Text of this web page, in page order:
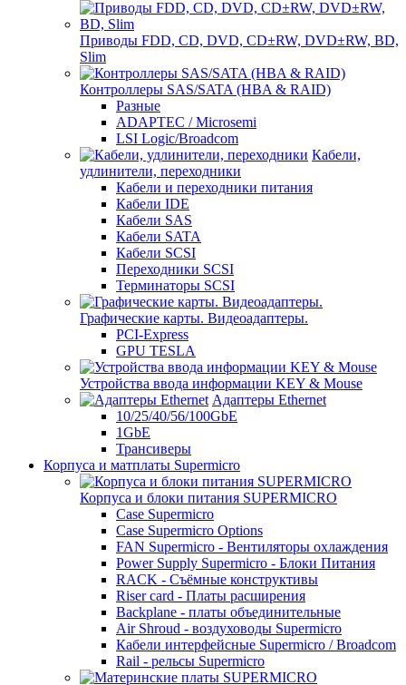
Приводы FDD, CD, DVD, CD±RW, DVD±RW, BD,
Slim
Контроллеры SAS/SATA (HBA & RAID)
Разные
ADAPTEC / Microsemi
LSI Logic/Broadcom
Кабели,
удлинители, переходники
Кабели и переходники питания
Кабели IDE
Кабели SAS
Кабели SATA
Кабели SCSI
Переходники SCSI
Терминаторы SCSI
Графические карты. Видеоадаптеры.
PCI-Express
GPU TESLA
Устройства ввода информации KEY & Mouse
Адаптеры Ethernet
10/25/40/56/100GbE
1GbE
Трансиверы
Корпуса и матплаты Supermicro
Корпуса и блоки питания SUPERMICRO
Case Supermicro
Case Supermicro Options
FAN Supermicro - Вентиляторы охлаждения
Power Supply Supermicro - Блоки Питания
RACK - Съёмные конструктивы
Riser card - Платы расширения
Backplane - платы объединительные
Air Shroud - воздуховоды Supermicro
Кабели интерфейсные Supermicro / Broadcom
Rail - рельсы Supermicro